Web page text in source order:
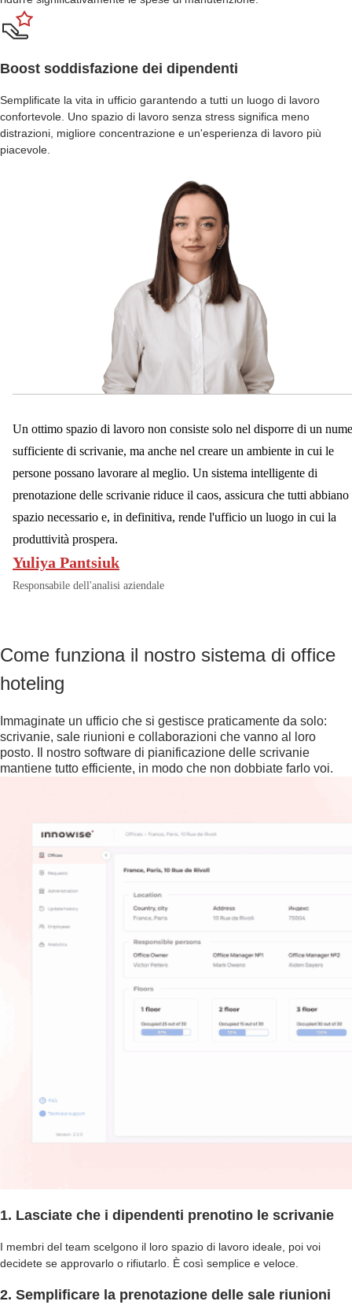
Boost soddisfazione dei dipendenti
Semplificate la vita in ufficio garantendo a tutti un luogo di lavoro
confortevole. Uno spazio di lavoro senza stress significa meno
distrazioni, migliore concentrazione e un'esperienza di lavoro più
piacevole.
Un ottimo spazio di lavoro non consiste solo nel disporre di un
sufficiente di scrivanie, ma anche nel creare un ambiente in cui le
persone possano lavorare al meglio. Un sistema intelligente di
prenotazione delle scrivanie riduce il caos, assicura che tutti abbiano
spazio necessario e, in definitiva, rende l'ufficio un luogo in cui la
produttività prospera.
Yuliya Pantsiuk
Responsabile dell'analisi aziendale
Come funziona il nostro sistema di office
hoteling
Immaginate un ufficio che si gestisce praticamente da solo:
scrivanie, sale riunioni e collaborazioni che vanno al loro
posto. Il nostro software di pianificazione delle scrivanie
mantiene tutto efficiente, in modo che non dobbiate farlo voi.
1. Lasciate che i dipendenti prenotino le scrivanie
I membri del team scelgono il loro spazio di lavoro ideale, poi voi
decidete se approvarlo o rifiutarlo. È così semplice e veloce.
2. Semplificare la prenotazione delle sale riunioni